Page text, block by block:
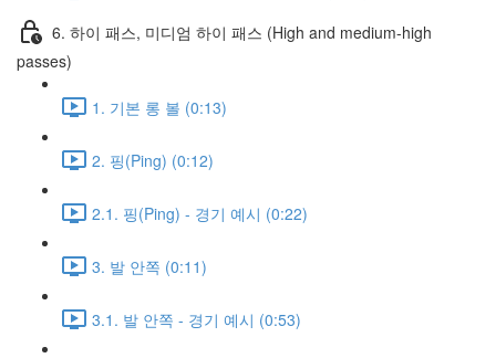
6. 하이 패스, 미디엄 하이 패스 (High and medium-high
passes)
1. 기본 롱 볼 (0:13)
2. 핑(Ping) (0:12)
2.1. 핑(Ping) - 경기 예시 (0:22)
3. 발 안쪽 (0:11)
3.1. 발 안쪽 - 경기 예시 (0:53)